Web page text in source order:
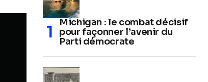
Michigan : le combat décisif
pour façonner l’avenir du
Parti démocrate